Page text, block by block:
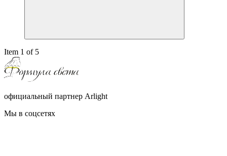
Item 1 of 5
официальный партнер Arlight
Мы в соцсетях